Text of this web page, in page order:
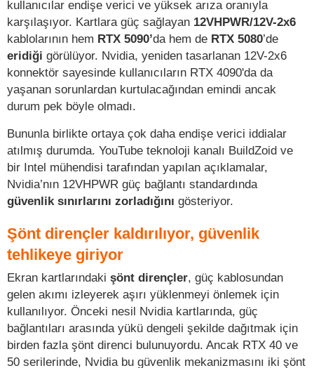
kullanıcılar endişe verici ve yüksek arıza oranıyla
karşılaşıyor. Kartlara güç sağlayan 12VHPWR/12V-2x6
kablolarının hem RTX 5090’da hem de RTX 5080’de
eridiği görülüyor. Nvidia, yeniden tasarlanan 12V-2x6
konnektör sayesinde kullanıcıların RTX 4090'da da
yaşanan sorunlardan kurtulacağından emindi ancak
durum pek böyle olmadı.
Bununla birlikte ortaya çok daha endişe verici iddialar
atılmış durumda. YouTube teknoloji kanalı BuildZoid ve
bir Intel mühendisi tarafından yapılan açıklamalar,
Nvidia’nın 12VHPWR güç bağlantı standardında
güvenlik sınırlarını zorladığını gösteriyor.
Şönt dirençler kaldırılıyor, güvenlik
tehlikeye giriyor
Ekran kartlarındaki şönt dirençler, güç kablosundan
gelen akımı izleyerek aşırı yüklenmeyi önlemek için
kullanılıyor. Önceki nesil Nvidia kartlarında, güç
bağlantıları arasında yükü dengeli şekilde dağıtmak için
birden fazla şönt direnci bulunuyordu. Ancak RTX 40 ve
50 serilerinde, Nvidia bu güvenlik mekanizmasını iki şönt